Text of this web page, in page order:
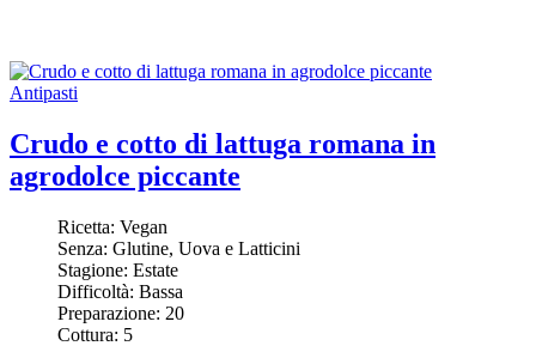
Antipasti
Crudo e cotto di lattuga romana in
agrodolce piccante
Ricetta: Vegan
Senza: Glutine, Uova e Latticini
Stagione: Estate
Difficoltà: Bassa
Preparazione: 20
Cottura: 5